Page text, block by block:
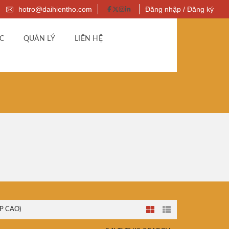
hotro@daihientho.com Đăng nhập / Đăng ký
QUẢN LÝ LIÊN HỆ
CAO)